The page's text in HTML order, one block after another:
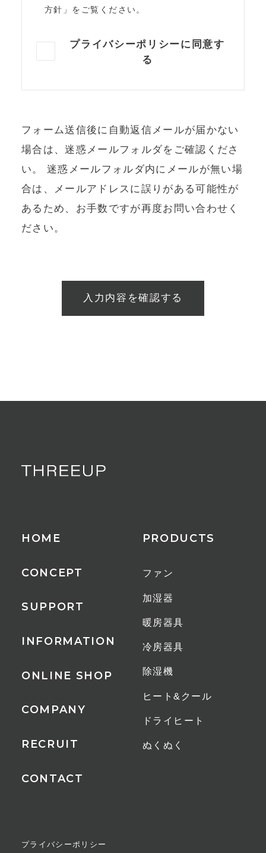
方針」をご覧ください。
プライバシーポリシーに同意す
る
フォーム送信後に自動返信メールが届かない
場合は、迷惑メールフォルダをご確認くださ
い。
迷惑メールフォルダ内にメールが無い場
合は、メールアドレスに誤りがある可能性が
あるため、お手数ですが再度お問い合わせく
ださい。
入力内容を確認する
HOME
CONCEPT
SUPPORT
INFORMATION
PRODUCTS
ファン
加湿器
暖房器具
冷房器具
除湿機
ヒート&クール
ドライヒート
ぬくぬく
ONLINE SHOP
COMPANY
RECRUIT
CONTACT
プライバシーポリシー